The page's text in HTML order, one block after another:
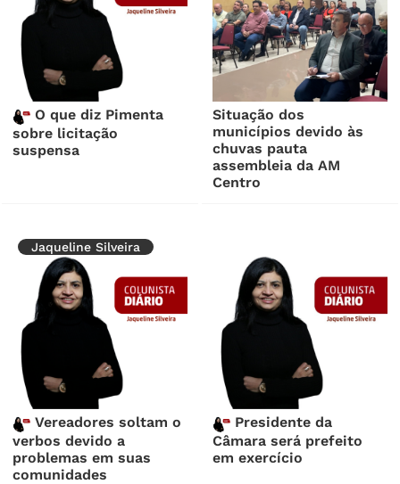
O que diz Pimenta
sobre licitação
suspensa
Situação dos
municípios devido às
chuvas pauta
assembleia da AM
Centro
Jaqueline Silveira
Vereadores soltam o
verbos devido a
problemas em suas
comunidades
Presidente da
Câmara será prefeito
em exercício